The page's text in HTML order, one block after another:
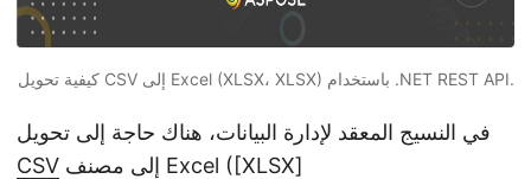
كيفية تحويل CSV إلى Excel (XLSX، XLSX) باستخدام .NET REST API.
في النسيج المعقد لإدارة البيانات، هناك حاجة إلى تحويل
CSV